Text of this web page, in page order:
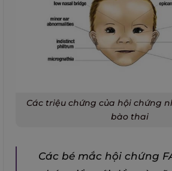
Các triệu chứng của hội chứng
bào thai
Các bé mắc hội chứng